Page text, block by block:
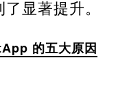
显著提升。
的五大原因